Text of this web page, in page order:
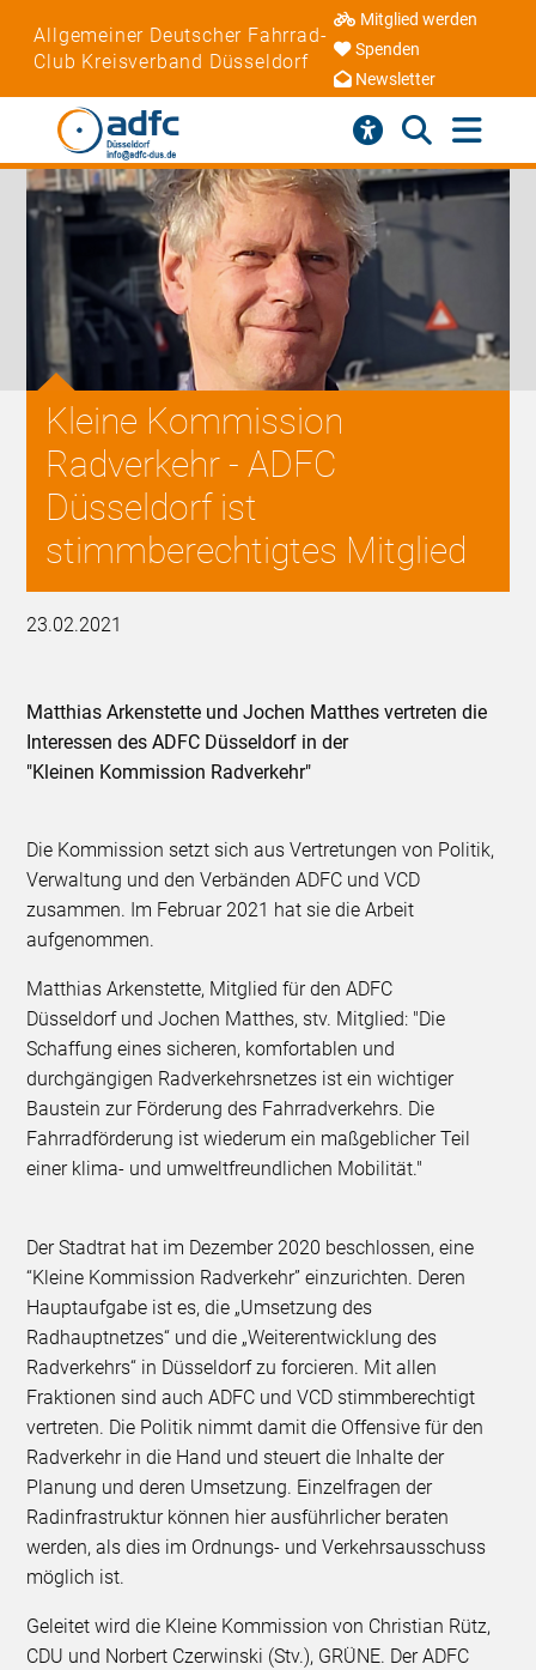
Allgemeiner Deutscher Fahrrad-
Club Kreisverband Düsseldorf
Mitglied werden
Spenden
Newsletter
Kleine Kommission
Radverkehr - ADFC
Düsseldorf ist
stimmberechtigtes Mitglied
23.02.2021
Matthias Arkenstette und Jochen Matthes vertreten die
Interessen des ADFC Düsseldorf in der
"Kleinen Kommission Radverkehr"
Die Kommission setzt sich aus Vertretungen von Politik,
Verwaltung und den Verbänden ADFC und VCD
zusammen. Im Februar 2021 hat sie die Arbeit
aufgenommen.
Matthias Arkenstette, Mitglied für den ADFC
Düsseldorf und Jochen Matthes, stv. Mitglied: "Die
Schaffung eines sicheren, komfortablen und
durchgängigen Radverkehrsnetzes ist ein wichtiger
Baustein zur Förderung des Fahrradverkehrs. Die
Fahrradförderung ist wiederum ein maßgeblicher Teil
einer klima- und umweltfreundlichen Mobilität."
Der Stadtrat hat im Dezember 2020 beschlossen, eine
“Kleine Kommission Radverkehr” einzurichten. Deren
Hauptaufgabe ist es, die „Umsetzung des
Radhauptnetzes“ und die „Weiterentwicklung des
Radverkehrs“ in Düsseldorf zu forcieren. Mit allen
Fraktionen sind auch ADFC und VCD stimmberechtigt
vertreten. Die Politik nimmt damit die Offensive für den
Radverkehr in die Hand und steuert die Inhalte der
Planung und deren Umsetzung. Einzelfragen der
Radinfrastruktur können hier ausführlicher beraten
werden, als dies im Ordnungs- und Verkehrsausschuss
möglich ist.
Geleitet wird die Kleine Kommission von Christian Rütz,
CDU und Norbert Czerwinski (Stv.), GRÜNE. Der ADFC